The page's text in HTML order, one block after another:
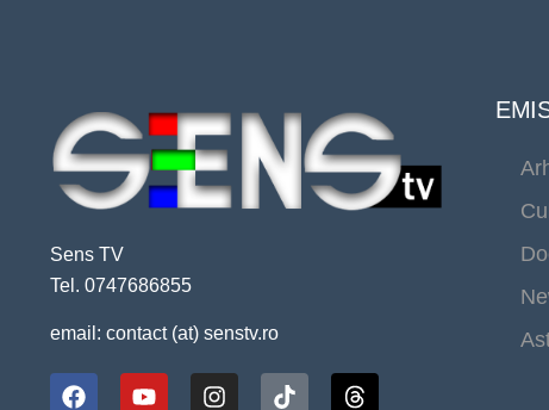
Sens TV
Tel. 0747686855
email: contact (at) senstv.ro